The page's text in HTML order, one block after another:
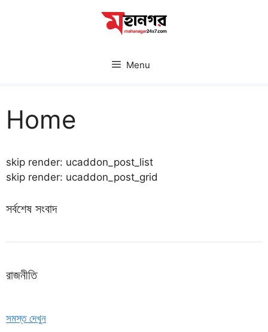
Menu
Home
skip render: ucaddon_post_list
skip render: ucaddon_post_grid
সর্বশেষ সংবাদ
রাজনীতি
সমস্ত দেখুন